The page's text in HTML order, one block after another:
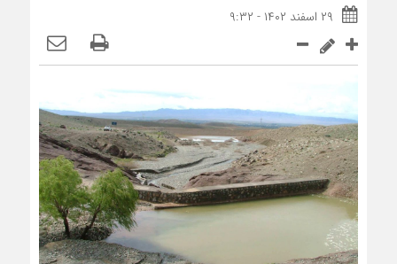
۲۹ اسفند ۱۴۰۲ - ۹:۳۲